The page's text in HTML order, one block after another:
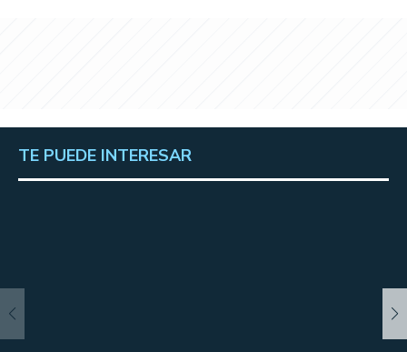
TE PUEDE INTERESAR